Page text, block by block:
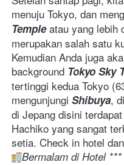
menuju Tokyo, dan
Temple atau yang lebih
merupakan salah satu
Kemudian Anda juga
background Tokyo Sky
tertinggi kedua Tokyo
mengunjungi Shibuya,
di Jepang disini
Hachiko yang sangat
setia. Check in hotel
Bermalam di Hotel